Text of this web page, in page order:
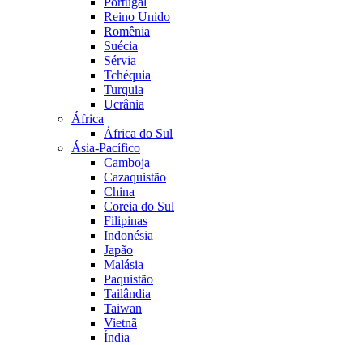
Reino Unido
Romênia
Suécia
Sérvia
Tchéquia
Turquia
Ucrânia
África
África do Sul
Ásia-Pacífico
Camboja
Cazaquistão
China
Coreia do Sul
Filipinas
Indonésia
Japão
Malásia
Paquistão
Tailândia
Taiwan
Vietnã
Índia